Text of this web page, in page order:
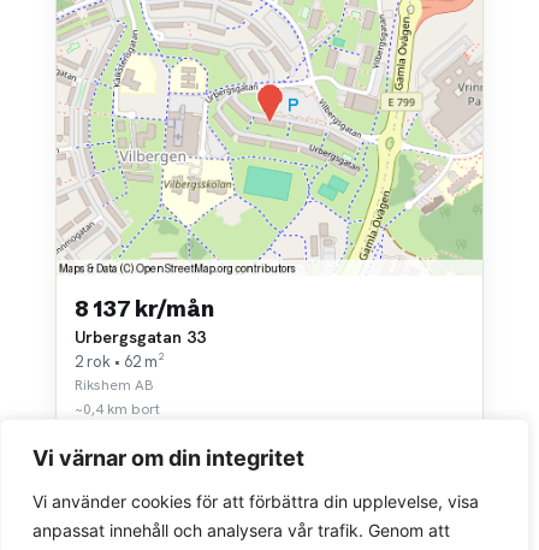
Vi värnar om din integritet
Vi använder cookies för att förbättra din upplevelse, visa
anpassat innehåll och analysera vår trafik. Genom att
8 137 kr/mån
Urbergsgatan 33
2 rok • 62 m²
Rikshem AB
~0,4 km bort